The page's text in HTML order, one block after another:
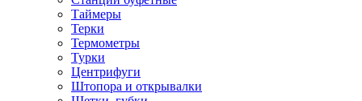
Таймеры
Терки
Термометры
Турки
Центрифуги
Штопора и открывалки